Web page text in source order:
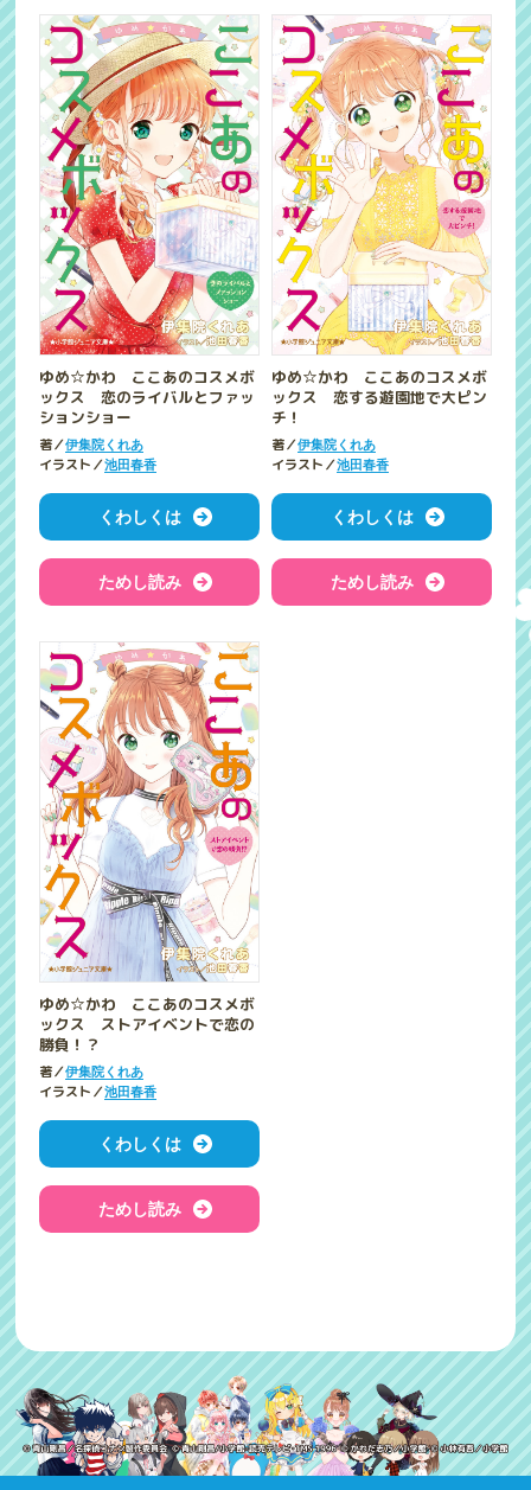
ゆめ☆かわ ここあのコスメボ
ックス 恋のライバルとファッ
ションショー
著／伊集院くれあ
イラスト／池田春香
くわしくは
ためし読み
ゆめ☆かわ ここあのコスメボ
ックス 恋する遊園地で大ピン
チ！
著／伊集院くれあ
イラスト／池田春香
くわしくは
ためし読み
ゆめ☆かわ ここあのコスメボ
ックス ストアイベントで恋の
勝負！？
著／伊集院くれあ
イラスト／池田春香
くわしくは
ためし読み